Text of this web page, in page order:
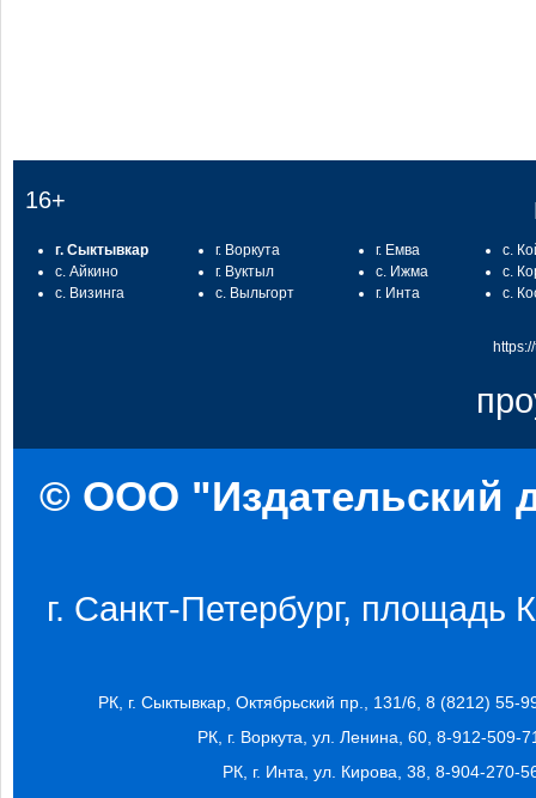
16+
г. Сыктывкар
с. Айкино
с. Визинга
г. Воркута
г. Вуктыл
с. Выльгорт
г. Емва
с. Ижма
г. Инта
с.
с.
с.
© ООО "Издательский
г. Санкт-Петербург, площадь
РК, г. Сыктывкар, Октябрьский пр., 131/6, 8 (8212) 55-
РК, г. Воркута, ул. Ленина, 60, 8-912-509-
РК, г. Инта, ул. Кирова, 38, 8-904-270-